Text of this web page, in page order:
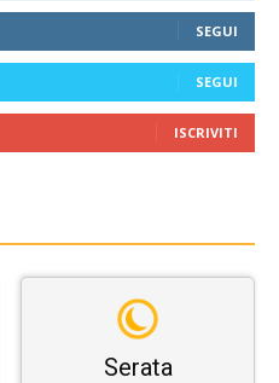
SEGUI
SEGUI
ISCRIVITI
Serata